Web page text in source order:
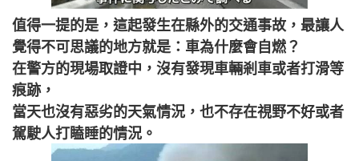
值得一提的是，這起發生在縣外的交通事故，最讓人
覺得不可思議的地方就是：車為什麼會自燃？
在警方的現場取證中，沒有發現車輛剎車或者打滑等
痕跡，
當天也沒有惡劣的天氣情況，也不存在視野不好或者
駕駛人打瞌睡的情況。